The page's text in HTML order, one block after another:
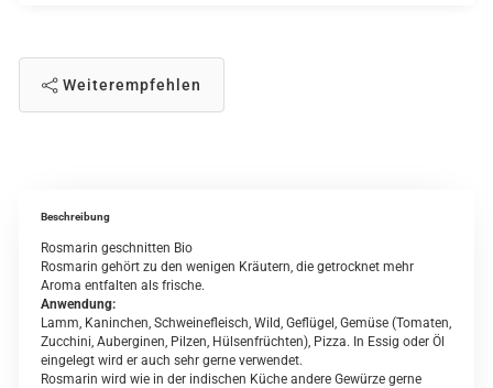
Weiterempfehlen
Beschreibung
Rosmarin geschnitten Bio
Rosmarin gehört zu den wenigen Kräutern, die getrocknet mehr
Aroma entfalten als frische.
Anwendung:
Lamm, Kaninchen, Schweinefleisch, Wild, Geflügel, Gemüse (Tomaten,
Zucchini, Auberginen, Pilzen, Hülsenfrüchten), Pizza. In Essig oder Öl
eingelegt wird er auch sehr gerne verwendet.
Rosmarin wird wie in der indischen Küche andere Gewürze gerne